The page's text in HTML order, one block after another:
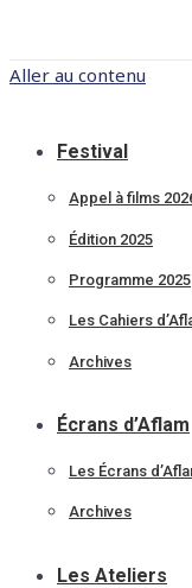
Aller au contenu
Festival
Appel à films
Édition 2025
Programme 2025
Les Cahiers
Archives
Écrans d’Aflam
Les Écrans
Archives
Les Ateliers